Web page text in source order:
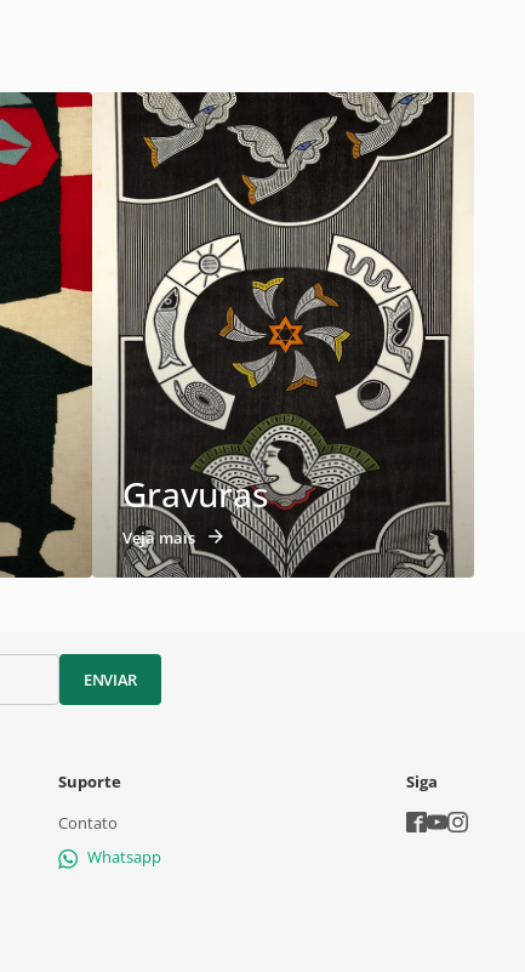
Gravuras
Veja mais
ENVIAR
Suporte
Contato
Whatsapp
Siga